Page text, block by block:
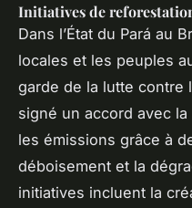
Initiatives de
Dans l’État du Pará au
locales et les peuples
garde de la lutte contre
signé un accord avec
les émissions grâce à
déboisement et la
initiatives incluent la